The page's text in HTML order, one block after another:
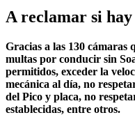
A reclamar si
Gracias a las 130 cámaras
multas por conducir sin
permitidos, exceder la
mecánica al día, no
del Pico y placa, no
establecidas, entre otros.